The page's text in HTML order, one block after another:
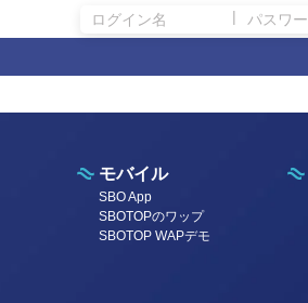
|
モバイル
SBO App
SBOTOPのワップ
SBOTOP WAPデモ